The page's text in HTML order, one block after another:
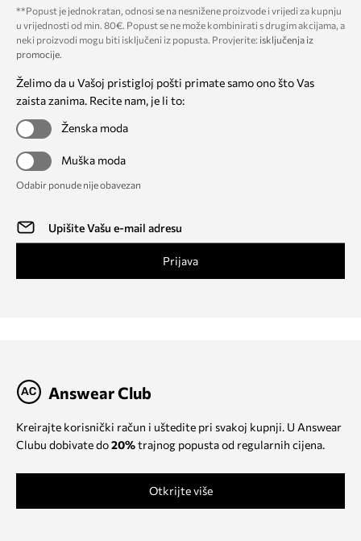
**Popust je jednokratan, odnosi se na nesnižene proizvode i vrijedi za kupnju
u vrijednosti od min. 80€. Popust se ne može kombinirati s drugim akcijama, a
neki proizvodi mogu biti isključeni iz popusta. Provjerite: isključenja iz
promocije
Želimo da u Vašoj pristigloj pošti primate samo ono što Vas
zaista zanima. Recite nam, je li to:
Ženska moda
Muška moda
Odabir ponude nije obavezan
Prijava
Answear Club
Kreirajte korisnički račun i uštedite pri svakoj kupnji. U Answear
Clubu dobivate do20%trajnog popusta od regularnih cijena.
Otkrijte više